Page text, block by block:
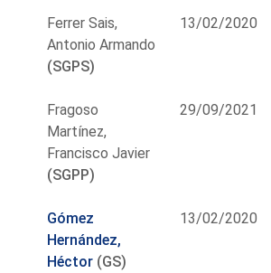
Ferrer Sais,
Antonio Armando
(SGPS)
13/02/2020
Fragoso
Martínez,
Francisco Javier
(SGPP)
29/09/2021
Gómez
Hernández,
Héctor (GS)
13/02/2020